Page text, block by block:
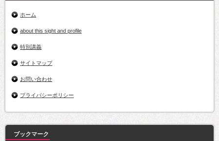
ホーム
about this sight and profile
特別講義
サイトマップ
お問い合わせ
プライバシーポリシー
ブックマーク